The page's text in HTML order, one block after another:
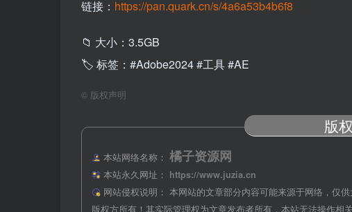
链接： https://pan.quark.cn/s/4a6a53b4b6f8
📁 大小：3.5GB
🏷 标签：#Adobe2024 #工具 #AE
© 版权声明
版
本站网络名称： 橘子资源网
本站永久网址：
https://www.juzia.cn
网站侵权说明： 本网站的文章部分内容可能来源于网络，仅
版权方所有！其实际管理权为文章发布者所有，本站无法操作